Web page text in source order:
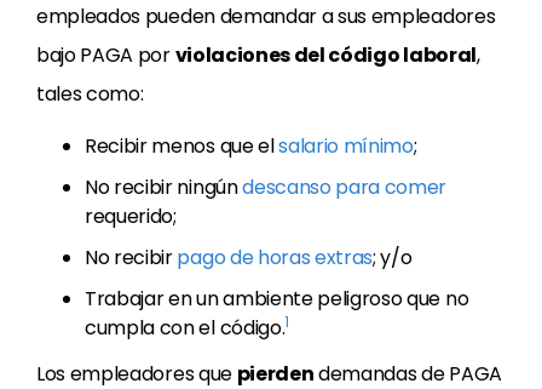
empleados pueden demandar a sus empleadores
bajo PAGA porviolaciones del código laboral,
tales como:
Recibir menos que elsalario mínimo;
No recibir ningúndescanso para comer
requerido;
No recibirpago de horas extras; y/o
Trabajar en un ambiente peligroso que no
cumpla con el código.1
Los empleadores que pierdendemandas de PAGA